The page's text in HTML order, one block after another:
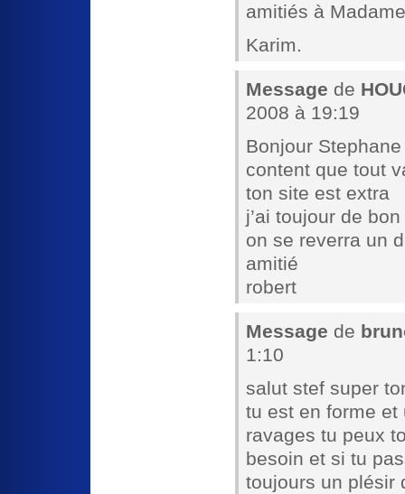
amitiés à
Karim.
Message de
2008 à 19:19
Bonjour Stephane
content que tout
ton site est extra
j’ai toujour de
on se reverra un
amitié
robert
Message de
1:10
salut stef super
tu est en forme
ravages tu peux
besoin et si tu
toujours un plésir